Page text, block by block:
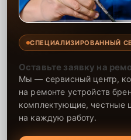
СПЕЦИАЛИЗИРОВАННЫЙ
Оставьте заявку на
Мы — сервисный центр,
на ремонте устройств
комплектующие, честные
на каждую работу.